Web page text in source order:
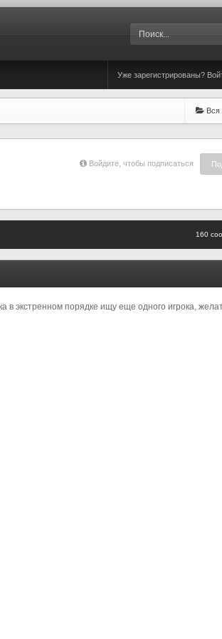
Уже зарегистрированы?
Вся
Войдите, чтобы подписаться
160
в экстренном порядке ищу еще одного игрока,